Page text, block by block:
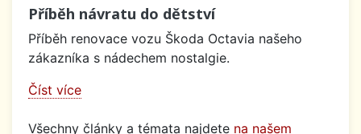
Příběh návratu do dětství
Příběh renovace vozu Škoda Octavia našeho
zákazníka s nádechem nostalgie.
Číst více
Všechny články a témata najdete na našem